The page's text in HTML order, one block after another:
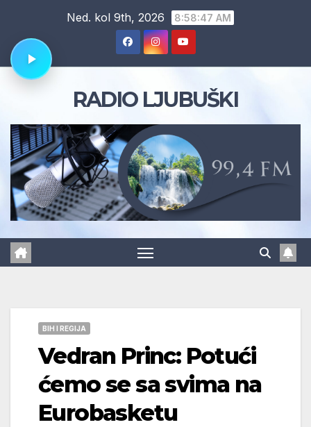
content
Ned. kol 9th, 2026 8:58:48 AM
RADIO LJUBUŠKI
BIH I REGIJA
Vedran Princ: Potući
ćemo se sa svima na
Eurobasketu